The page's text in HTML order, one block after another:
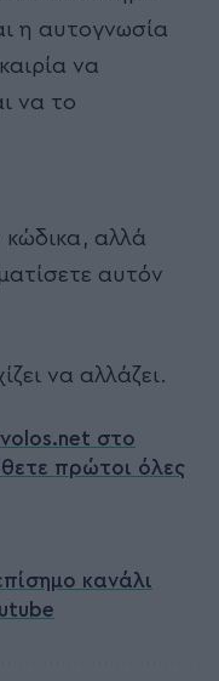
η αυτογνωσία
να
να το
αλλά
αυτόν
να αλλάζει.
στο
πρώτοι όλες
κανάλι